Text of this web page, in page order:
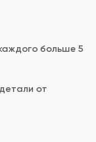
больше 5
от